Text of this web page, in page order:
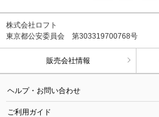
株式会社ロフト
東京都公安委員会 第303319700768号
販売会社情報
ヘルプ・お問い合わせ
ご利用ガイド